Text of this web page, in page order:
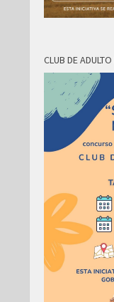
CLUB DE